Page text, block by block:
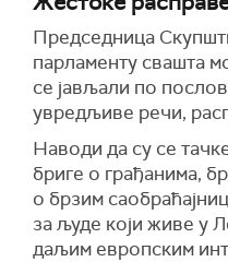
Председница
парламенту свашта
се јављали по
увредљиве речи,
Наводи да су се
бриге о грађанима,
о брзим
за људе који живе у
даљим европским